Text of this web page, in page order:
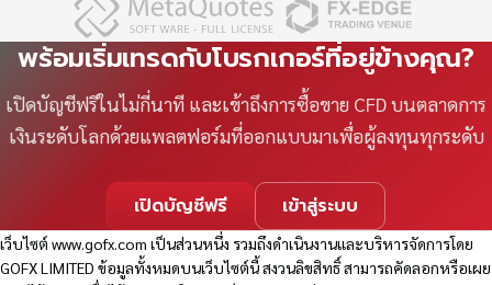
พร้อมเริ่มเทรดกับโบรกเกอร์ที่อยู่ข้างคุณ?
เปิดบัญชีฟรีในไม่กี่นาที และเข้าถึงการซื้อขาย CFD บนตลาดการ
เงินระดับโลกด้วยแพลตฟอร์มที่ออกแบบมาเพื่อผู้ลงทุนทุกระดับ
เปิดบัญชีฟรี เข้าสู่ระบบ
เว็บไซต์www.gofx.com เป็นส่วนหนึ่ง รวมถึงดำเนินงานและบริหารจัดการโดย
GOFX LIMITED ข้อมูลทั้งหมดบนเว็บไซต์นี้ สงวนลิขสิทธิ์ สามารถคัดลอกหรือเผย